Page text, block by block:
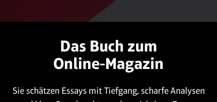
Das Buch zum
Online-Magazin
Sie schätzen Essays mit Tiefgang, scharfe Analysen